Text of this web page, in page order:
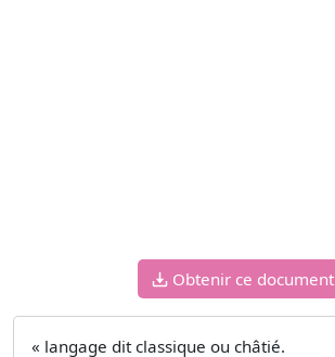
Obtenir ce document
« langage dit classique ou châtié.